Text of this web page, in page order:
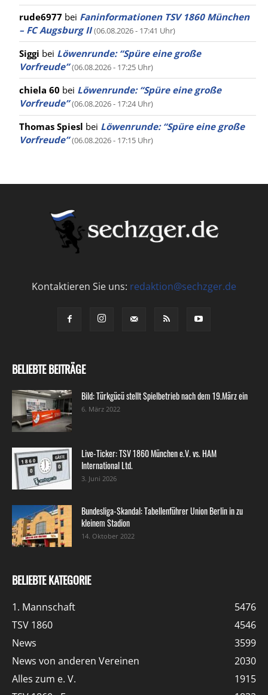
rude6977 bei Faninformationen TSV 1860 München
– FC Augsburg II (06.08.2026 - 17:41 Uhr)
Siggi bei Löwenrunde: “Spüre eine große
Vorfreude” (06.08.2026 - 17:25 Uhr)
chiela 60 bei Löwenrunde: “Spüre eine große
Vorfreude” (06.08.2026 - 17:24 Uhr)
Thomas Spiesl bei Löwenrunde: “Spüre eine große
Vorfreude” (06.08.2026 - 17:15 Uhr)
Kontaktieren Sie uns: redaktion@sechzger.de
BELIEBTE BEITRÄGE
Bild: Türkgücü stellt Spielbetrieb nach dem 19.März ein
6. März 2022
Live-Ticker: TSV 1860 München e.V. vs. HAM
International Ltd.
3. Juni 2026
Bundesliga-Skandal: Tabellenführer Union Berlin in zu
kleinem Stadion
14. Oktober 2022
BELIEBTE KATEGORIE
1. Mannschaft
5476
TSV 1860
4546
News
3599
News von anderen Vereinen
2030
Alles zum e. V.
1915